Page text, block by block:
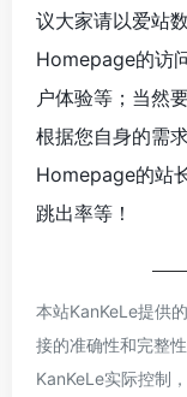
议大家请以爱站
Homepage的访
户体验等；当然
根据您自身的需
Homepage的站
跳出率等！
本站KanKeLe提供
接的准确性和完整
KanKeLe实际控制